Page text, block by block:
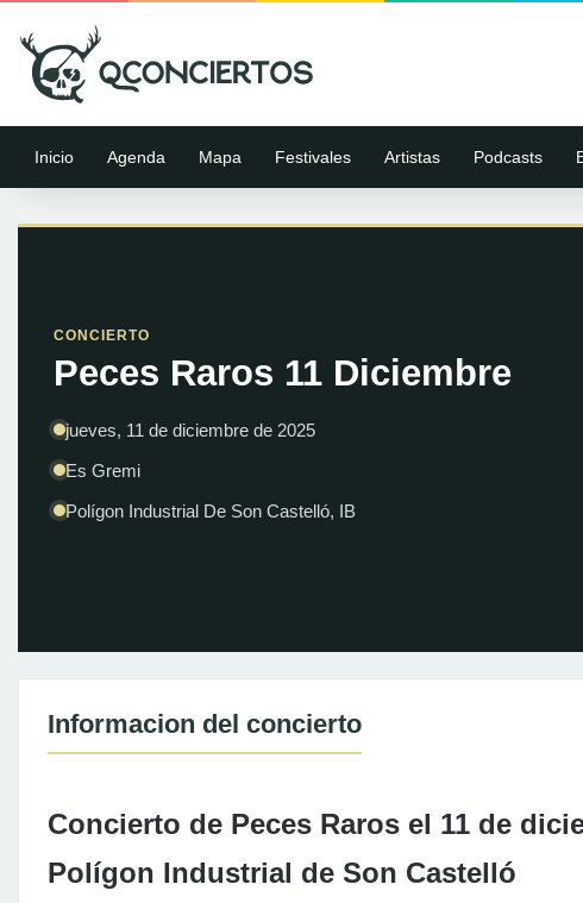
Inicio Agenda Mapa Festivales Artistas Podcasts
CONCIERTO
Peces Raros 11 Diciembre
jueves, 11 de diciembre de 2025
Es Gremi
Polígon Industrial De Son Castelló, IB
Informacion del concierto
Concierto de Peces Raros el 11 de
Polígon Industrial de Son Castelló